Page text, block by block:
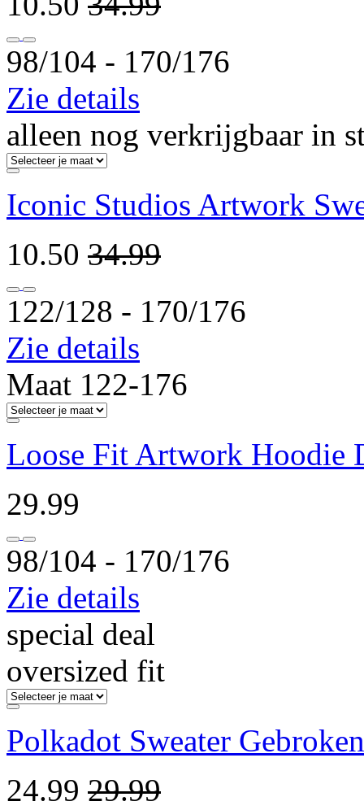
98/104 ‐ 170/176
Zie details
alleen nog verkrijgbaar in
Iconic Studios Artwork
10.50 34.99
122/128 ‐ 170/176
Zie details
Maat 122-176
Loose Fit Artwork Hoodie
29.99
98/104 ‐ 170/176
Zie details
special deal
oversized fit
Polkadot Sweater
24.99 29.99